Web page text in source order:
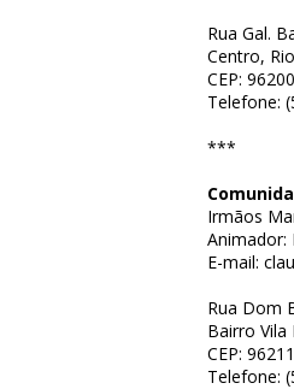
Rua Gal.
Centro,
CEP:
Telefone:
***
Irmãos
Animador:
E-mail:
Rua Dom
Bairro Vila
CEP:
Telefone: